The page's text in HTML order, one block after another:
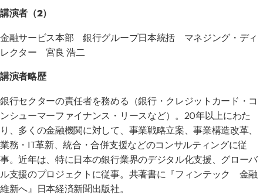
講演者（2）
金融サービス本部 銀行グループ日本統括 マネジング・ディ
レクター 宮良 浩二
講演者略歴
銀行セクターの責任者を務める（銀行・クレジットカード・コ
ンシューマーファイナンス・リースなど）。20年以上にわた
り、多くの金融機関に対して、事業戦略立案、事業構造改革、
業務・IT革新、統合・合併支援などのコンサルティングに従
事。近年は、特に日本の銀行業界のデジタル化支援、グローバ
ル支援のプロジェクトに従事。共著書に『フィンテック 金融
維新へ』日本経済新聞出版社。